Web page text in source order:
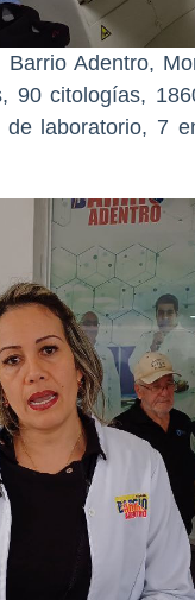
Adentro,
90 citologías,
laboratorio, 7